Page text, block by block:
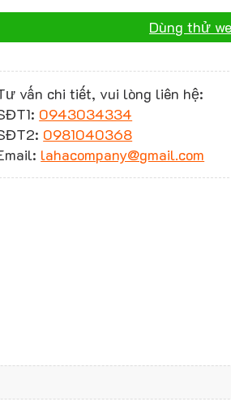
Dùng thử
vấn chi tiết, vui lòng liên hệ:
0943034334
0981040368
lahacompany@gmail.com